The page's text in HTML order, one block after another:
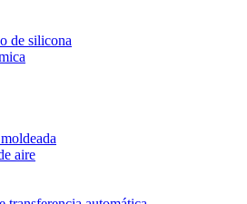
de silicona
aire